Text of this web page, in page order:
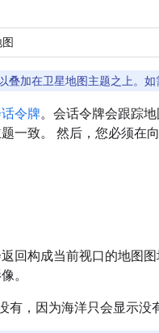
叠加在卫星地图主题之上。
令牌。会话令牌会跟踪
一致。 然后，您必须在
回构成当前视口的地图
。
，因为海洋只会显示没